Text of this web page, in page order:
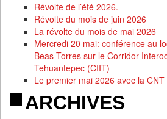
Révolte de l’été 2026.
Révolte du mois de juin 2026
La révolte du mois de mai 2026
Mercredi 20 mai: conférence au
Beas Torres sur le Corridor
Tehuantepec (CIIT)
Le premier mai 2026 avec la CNT
ARCHIVES